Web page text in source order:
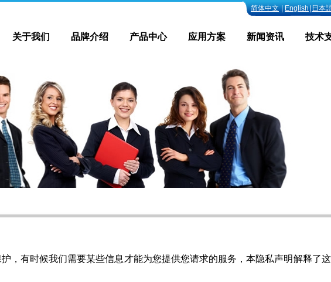
关于我们 品牌介绍 产品中心 应用方案 新闻资讯 技术
简体中文 English 日本
| |
有时候我们需要某些信息才能为您提供您请求的服务，本隐私声明解释了